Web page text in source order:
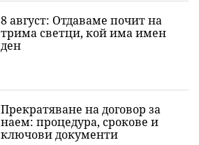
8 август: Отдаваме почит на
трима светци, кой има имен
ден
Прекратяване на договор за
наем: процедура, срокове и
ключови документи